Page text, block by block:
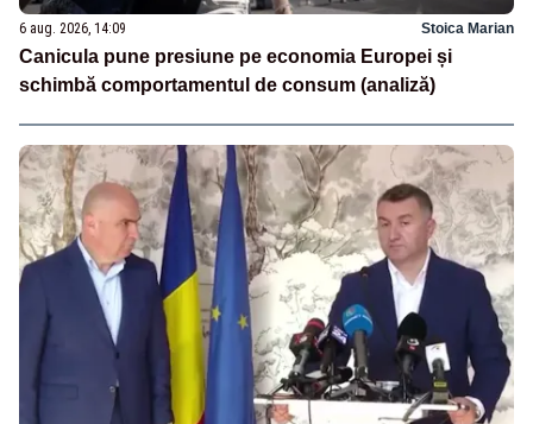
6 aug. 2026, 14:09 Stoica Marian
Canicula pune presiune pe economia Europei și
schimbă comportamentul de consum (analiză)